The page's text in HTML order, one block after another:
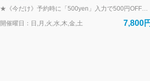
便開催！【無料器材レンタル＆写真デー ★《今だけ》予約時に「500yen」入力で500円OFF★ 石垣島の大人気スポット「幻の島」に上陸！ 白砂が広がる絶景ビーチで自由時間を満喫したあとは、透明度抜群の石西礁湖でシュノーケリング。 カラフルな魚たちと泳ぐ、家族にも人気の半日ツアーです。 ＼おすすめポイント／ 【1】幻の島で360度の絶景体験！ 白砂だけでできた“奇跡の無人島”に上陸！ エメラルドグリーンの海に囲まれた特別なロケーションで、自由に写真撮影や砂遊び、貝殻探しなどが楽しめます。 【2】透明度バツグン！石西礁湖でシュノーケリング 石垣島随一の美しさを誇る「石西礁湖」で、カラフルな熱帯魚やサンゴ礁と出会うシュノーケリング体験！ 初心者やお子さまも安心。インストラクターが丁寧にサポートします。 【3】GoPro無料レンタル＆プロの撮影つき！ レンタカー集合の方にはGoProを1グループ1台無料レンタル！ さらにスタッフが撮影した写真・動画データもその日のうちに無料プレゼントします♪ 【4】器材レンタル＆送迎もすべて無料！ マスク、フィン、ウェットスーツなど必要な器材はすべて無料！ 石垣市街地エリアの宿泊先から無料送迎もあるので、移動も楽ちん♪ 【5】お子様・初心者も大歓迎！ 5歳から参加OK！ 浮き輪や箱メガネなど子ども用アイテムも充実しており、泳げない方もスタッフがしっかりサポート。家族みんなで楽しめます。 開催スケジュール（所要：約3.5時間） 午前便：8:00集合～11:30解散 午後便：12:30集合～16:00解散 ※海況や天候によりスケジュールが変更となる場合がございます。 ※帰港時間は当日のポイント移動などで前後刷る場合がございます。 ＼幻の島＆ウミガメorマンタシュノーケリング！／ https://book.isigakijima-diving.com/top/products/f10919bd-41b8-551b-b564-c905180f1f6f?lng=ja-JP ＼1日たっぷり海で遊びたい人にオススメ／ https://book.isigakijima-diving.com/top/products/55212b5c-03ea-5ce7-afe3-d14c01980ee2?lng=ja-JP
開催曜日：日,月,火,水,木,金,土 7,800円